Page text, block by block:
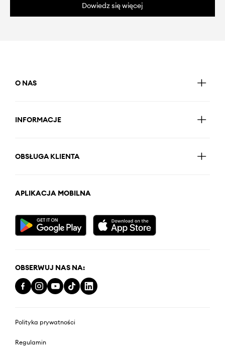
Dowiedz się więcej
O NAS
INFORMACJE
OBSŁUGA KLIENTA
APLIKACJA MOBILNA
OBSERWUJ NAS NA:
Polityka prywatności
Regulamin